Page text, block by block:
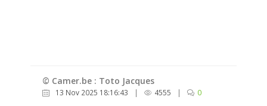
© Camer.be : Toto Jacques
13 Nov 2025 18:16:43 | 4555 | 0